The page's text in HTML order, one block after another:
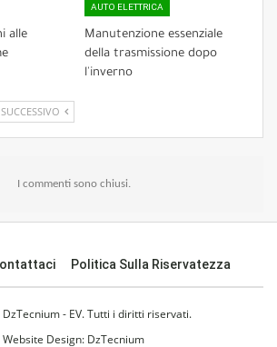
alle
AUTO ELETTRICA
Manutenzione essenziale
della trasmissione dopo
l'inverno
SUCCESSIVO
I commenti sono chiusi.
Politica Sulla Riservatezza
- EV. Tutti i diritti riservati.
Website Design: DzTecnium